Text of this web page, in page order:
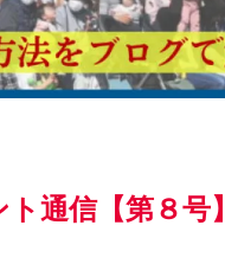
通信【第８号】